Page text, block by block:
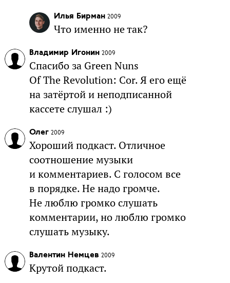
Илья Бирман 2009
Что именно не так?
Владимир Игонин 2009
Спасибо за Green Nuns
Of The Revolution: Cor. Я его ещё
на затёртой и неподписанной
кассете слушал :)
Олег 2009
Хороший подкаст. Отличное
соотношение музыки
и комментариев. С голосом все
в порядке. Не надо громче.
Не люблю громко слушать
комментарии, но люблю громко
слушать музыку.
Валентин Немцев 2009
Крутой подкаст.